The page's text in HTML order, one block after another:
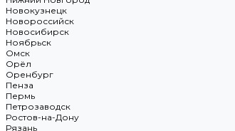
Новокузнецк
Новороссийск
Новосибирск
Ноябрьск
Омск
Орёл
Оренбург
Пенза
Пермь
Петрозаводск
Ростов-на-Дону
Рязань